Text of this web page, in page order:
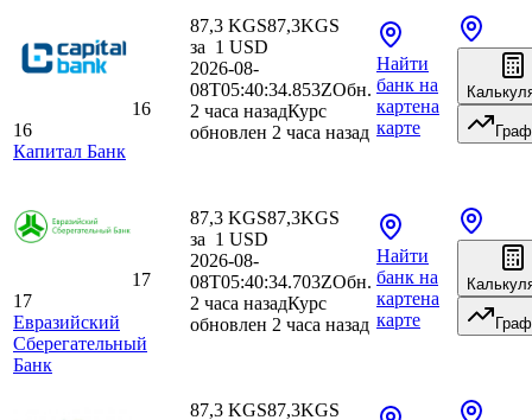
16
16
Капитал Банк
87,3 KGS87,3KGS
за 1 USD
2026-08-
08T05:40:34.853ZОбн.
2 часа назадКурс
обновлен 2 часа назад
Найти
банк на
картена
карте
17
17
Евразийский
Сберегательный
Банк
87,3 KGS87,3KGS
за 1 USD
2026-08-
08T05:40:34.703ZОбн.
2 часа назадКурс
обновлен 2 часа назад
Найти
банк на
картена
карте
87,3 KGS87,3KGS